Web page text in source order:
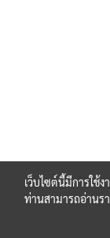
เว็บไซต์นี้มีการใช้
ท่านสามารถอ่านร